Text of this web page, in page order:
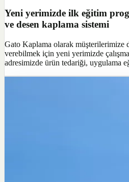
Yeni yerimizde ilk eğitim
ve desen kaplama sistemi
Gato Kaplama olarak müşterilerimize
verebilmek için yeni yerimizde
adresimizde ürün tedariği, uygulama